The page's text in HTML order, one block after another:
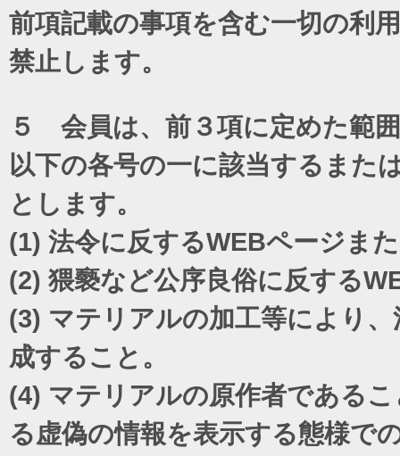
前項記載の事項を含む一切の利
禁止します。
５ 会員は、前３項に定めた範
以下の各号の一に該当するまた
とします。
(1) 法令に反するWEBページま
(2) 猥褻など公序良俗に反する
(3) マテリアルの加工等により
成すること。
(4) マテリアルの原作者である
る虚偽の情報を表示する態様で